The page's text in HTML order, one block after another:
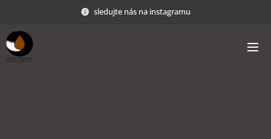
sledujte nás na instagramu